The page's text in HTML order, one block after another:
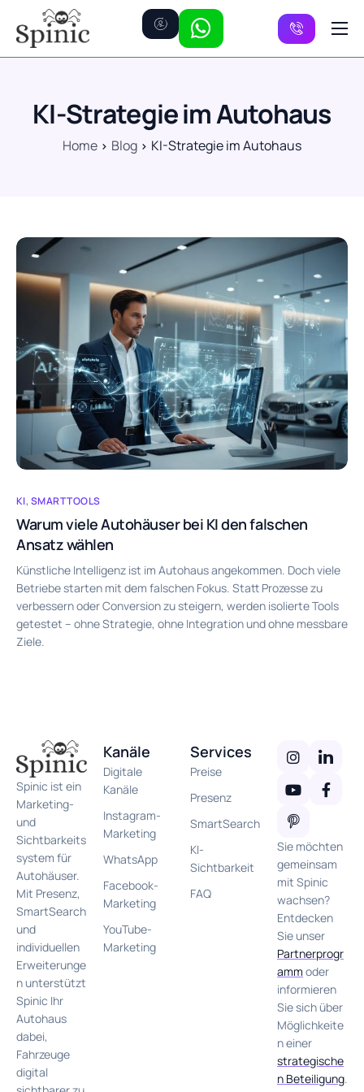
Preise
FAQKI-Strategie im Autohaus
Home Blog KI-Strategie im Autohaus
KI, SMARTTOOLS
Warum viele Autohäuser bei KI den falschen
Ansatz wählen
Künstliche Intelligenz ist im Autohaus angekommen. Doch viele
Betriebe starten mit dem falschen Fokus. Statt Prozesse zu
verbessern oder Conversion zu steigern, werden isolierte Tools
getestet – ohne Strategie, ohne Integration und ohne messbare
Ziele.
Spinic ist ein
Marketing-
und
Sichtbarkeits
system für
Autohäuser.
Mit Presenz,
SmartSearch
und
individuellen
Erweiterunge
n unterstützt
Spinic Ihr
Autohaus
dabei,
Fahrzeuge
digital
Kanäle
Digitale
Kanäle
Instagram-
Marketing
WhatsApp
Facebook-
Marketing
YouTube-
Marketing
Services
Preise
Presenz
SmartSearch
KI-
Sichtbarkeit
FAQ
Sie möchten
gemeinsam
mit Spinic
wachsen?
Entdecken
Sie unser
Partnerprogr
amm oder
informieren
Sie sich über
Möglichkeite
n einer
strategische
n Beteiligung.